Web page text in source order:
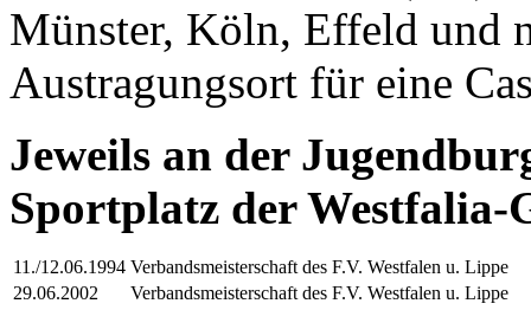
Münster, Köln, Effeld und
Austragungsort für eine
Jeweils an der
Sportplatz der Westfalia-
11./12.06.1994 Verbandsmeisterschaft des F.V. Westfalen u. Lippe
29.06.2002
Verbandsmeisterschaft des F.V. Westfalen u. Lippe